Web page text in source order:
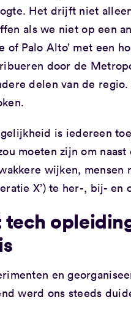
Het drijft niet
als we niet op een
of Palo Alto’ met een
door de
delen van de
is iedereen
moeten zijn om
wijken, mensen
X’) te her-, bij- en
en
werd ons steeds